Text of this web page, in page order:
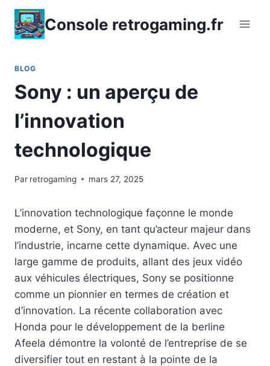
Aller
contenu
Console retrogaming.fr
BLOG
Sony : un aperçu de
l’innovation
technologique
Par retrogaming mars 27, 2025
L’innovation technologique façonne le monde
moderne, et Sony, en tant qu’acteur majeur dans
l’industrie, incarne cette dynamique. Avec une
large gamme de produits, allant des jeux vidéo
aux véhicules électriques, Sony se positionne
comme un pionnier en termes de création et
d’innovation. La récente collaboration avec
Honda pour le développement de la berline
Afeela démontre la volonté de l’entreprise de se
diversifier tout en restant à la pointe de la